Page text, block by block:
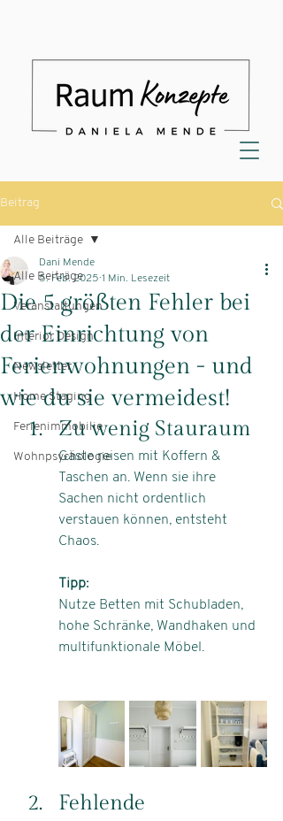
Beitrag
Alle Beiträge
Veranstaltungen
Interior Design
Newsletter
Home Staging
Ferienimmobilie
Wohnpsychologie
Alle Beiträge
Die 5 größten Fehler bei
der Einrichtung von
Ferienwohnungen - und
wie du sie vermeidest!
Dani Mende
5. Feb. 2025 1 Min. Lesezeit
Zu wenig Stauraum
Gäste reisen mit Koffern &
Taschen an. Wenn sie ihre
Sachen nicht ordentlich
verstauen können, entsteht
Chaos.
Tipp:
Nutze Betten mit Schubladen,
hohe Schränke, Wandhaken und
multifunktionale Möbel.
Fehlende